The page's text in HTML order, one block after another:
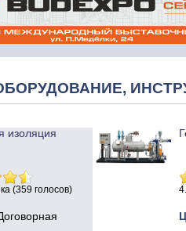
изоляция
(359 голосов)